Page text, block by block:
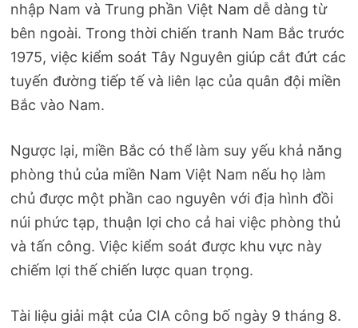
nhập Nam và Trung phần Việt Nam dễ dàng từ
bên ngoài. Trong thời chiến tranh Nam Bắc trước
1975, việc kiểm soát Tây Nguyên giúp cắt đứt các
tuyến đường tiếp tế và liên lạc của quân đội miền
Bắc vào Nam.
Ngược lại, miền Bắc có thể làm suy yếu khả năng
phòng thủ của miền Nam Việt Nam nếu họ làm
chủ được một phần cao nguyên với địa hình đồi
núi phức tạp, thuận lợi cho cả hai việc phòng thủ
và tấn công. Việc kiểm soát được khu vực này
chiếm lợi thế chiến lược quan trọng.
Tài liệu giải mật của CIA công bố ngày 9 tháng 8.